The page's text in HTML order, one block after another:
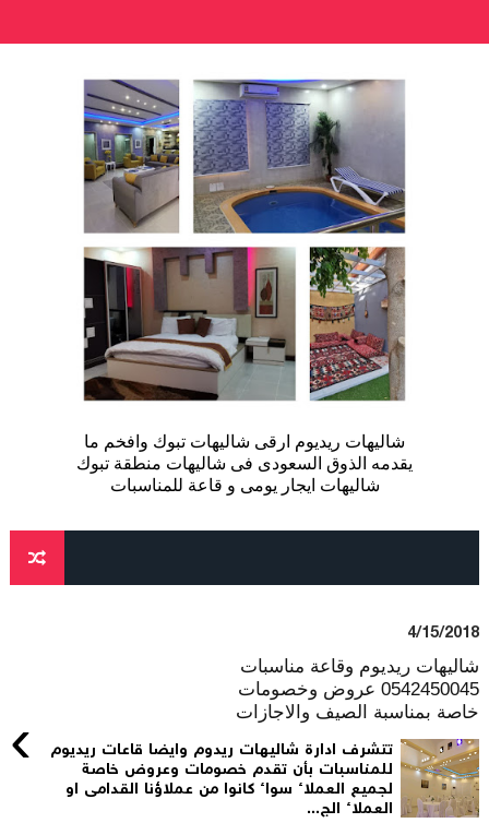
شاليهات ريديوم ارقى شاليهات تبوك وافخم ما
يقدمه الذوق السعودى فى شاليهات منطقة تبوك
شاليهات ايجار يومى و قاعة للمناسبات
4/15/2018
شاليهات ريديوم وقاعة مناسبات
0542450045 عروض وخصومات
خاصة بمناسبة الصيف والاجازات
›
تتشرف ادارة شاليهات ريدوم وايضا قاعات ريديوم
للمناسبات بأن تقدم خصومات وعروض خاصة
لجميع العملاء سواء كانوا من عملاؤنا القدامى او
العملاء الج...